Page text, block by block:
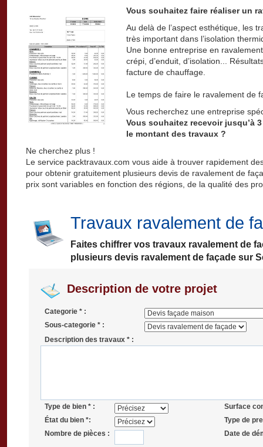
Vous souhaitez faire réaliser un
Au delà de l’aspect esthétique, les
très important dans l’isolation
Une bonne entreprise en
crépi, d’enduit, d’isolation...
facture de chauffage.
Le temps de faire le ravalement de
Vous recherchez une entreprise
Vous souhaitez recevoir jusqu’à
le montant des travaux ?
Ne cherchez plus !
Le service packtravaux.com vous aide à trouver rapidement
pour obtenir gratuitement plusieurs devis de ravalement de
prix sont variables en fonction des régions, de la qualité des
Travaux ravalement de
Faites chiffrer vos travaux ravalement de
plusieurs devis ravalement de façade sur
Description de votre projet
Categorie * :
Sous-categorie * :
Description des travaux * :
Type de bien * :
Surface
État du bien *:
Type de
Nombre de pièces :
Date de